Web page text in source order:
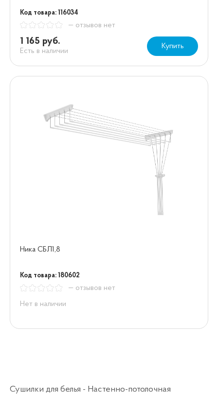
Код товара: 116034
— отзывов нет
1 165 руб.
Есть в наличии
Купить
Ника СБЛ1,8
Код товара: 180602
— отзывов нет
Нет в наличии
Сушилки для белья - Настенно-потолочная